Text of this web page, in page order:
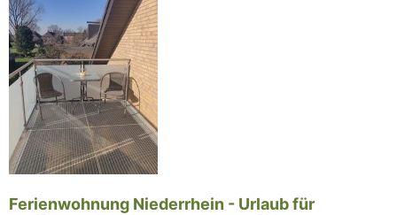
Ferienwohnung Niederrhein - Urlaub für